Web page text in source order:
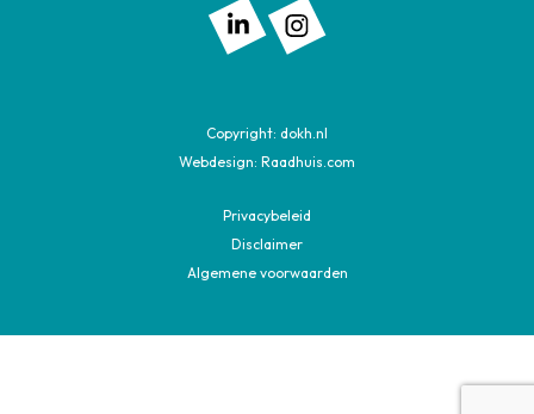
Volg ons op: Linkedin
Copyright: dokh.nl
Webdesign: Raadhuis.com
Privacybeleid
Disclaimer
Algemene voorwaarden